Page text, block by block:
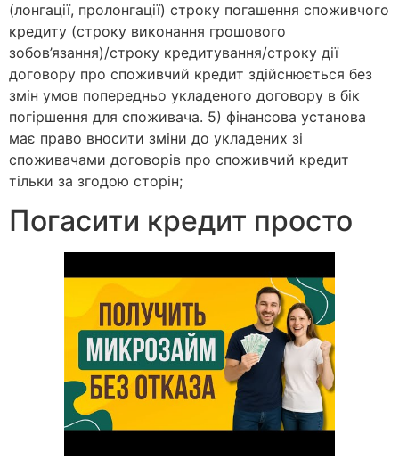
(лонгації, пролонгації) строку погашення споживчого
кредиту (строку виконання грошового
зобов’язання)/строку кредитування/строку дії
договору про споживчий кредит здійснюється без
змін умов попередньо укладеного договору в бік
погіршення для споживача. 5) фінансова установа
має право вносити зміни до укладених зі
споживачами договорів про споживчий кредит
тільки за згодою сторін;
Погасити кредит просто